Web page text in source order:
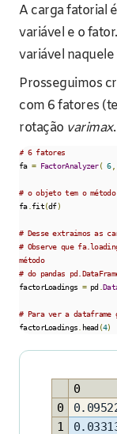
A carga fatorial
variável e o
variável
Prosseguimos
com 6 fatores
rotação varimax.
# 6 fatores
fa = FactorAnalyzer( 6,
# o objeto tem o
fa. fit(df)
# Desse extraimos as
# Observe que
método
# do pandas
factorLoadings = pd.
# Para ver a dataframe
factorLoadings head(4)
0
0
1